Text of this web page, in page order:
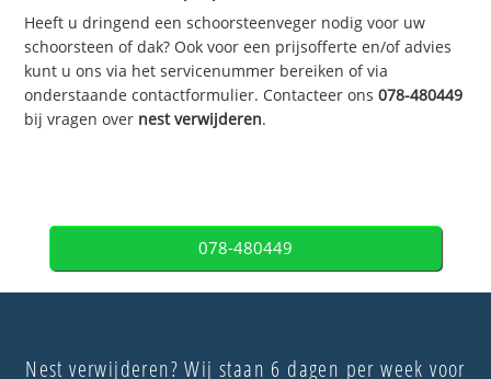
Heeft u dringend een schoorsteenveger nodig voor uw
schoorsteen of dak? Ook voor een prijsofferte en/of advies
kunt u ons via het servicenummer bereiken of via
onderstaande contactformulier. Contacteer ons078-480449
bij vragen over nest verwijderen.
078-480449
Nest verwijderen? Wij staan 6 dagen per week voor